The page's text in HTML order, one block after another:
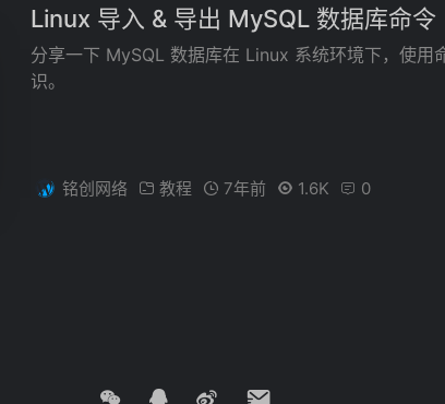
Linux 导入 & 导出 MySQL 数据库命令
铭创网络 教程 7年前 1.6K 0
分享一下 MySQL 数据库在 Linux 系统环境下，使用
识。